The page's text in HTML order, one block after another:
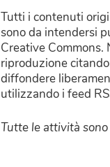
Tutti i contenuti
sono da intendersi
Creative Commons.
riproduzione
diffondere
utilizzando i feed
Tutte le attività